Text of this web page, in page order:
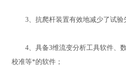
3、抗爬杆装置有效地减少了试验
4、具备3维流变分析工具软件、数
校准等*的软件；